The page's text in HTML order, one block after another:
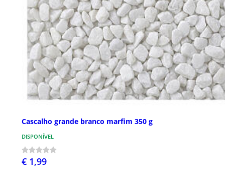
Cascalho grande branco marfim 350 g
DISPONÍVEL
€ 1,99